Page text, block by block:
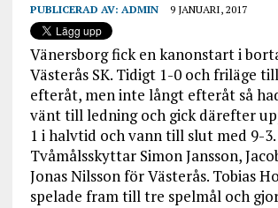
PUBLICERAD AV: ADMIN 9 JANUARI, 2017
Vänersborg fick en kanonstart i
Västerås SK. Tidigt 1-0 och friläge
efteråt, men inte långt efteråt så
vänt till ledning och gick därefter
1 i halvtid och vann till slut med 9-3.
Tvåmålsskyttar Simon Jansson,
Jonas Nilsson för Västerås. Tobias
spelade fram till tre spelmål och